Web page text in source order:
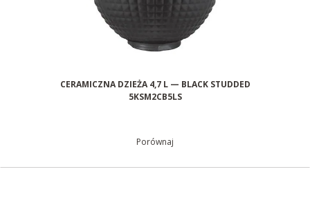
CERAMICZNA DZIEŻA 4,7 L — BLACK STUDDED
5KSM2CB5LS
Porównaj